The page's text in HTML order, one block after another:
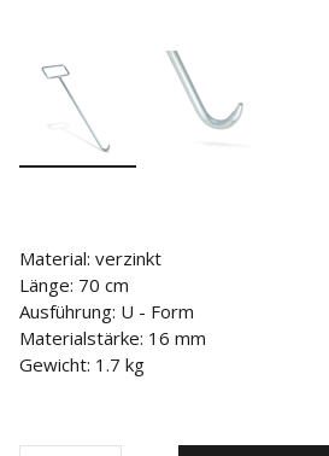
Material: verzinkt
Länge: 70 cm
Ausführung: U - Form
Materialstärke: 16 mm
Gewicht: 1.7 kg